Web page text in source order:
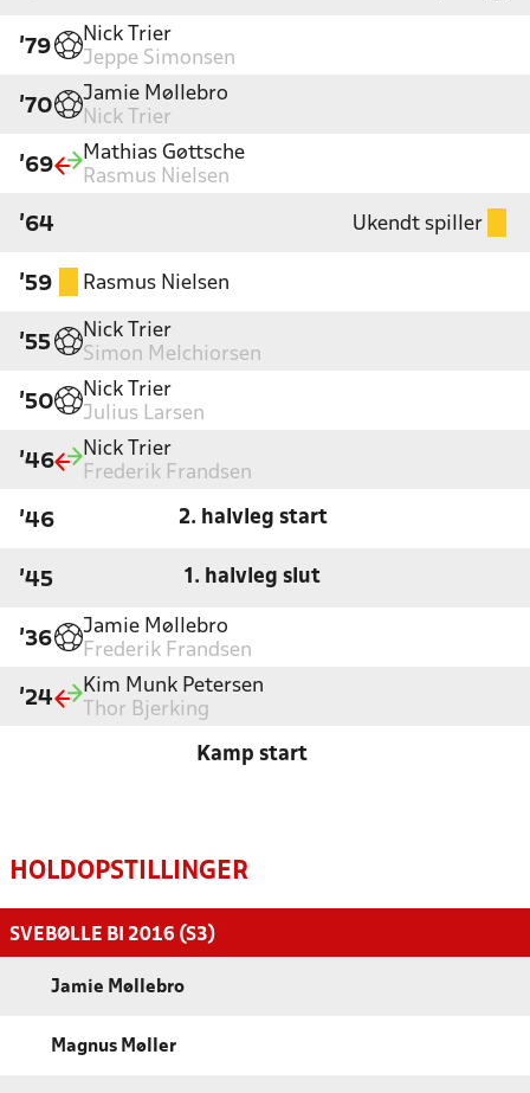
'79
Nick Trier
Jeppe Simonsen
'70
Jamie Møllebro
Nick Trier
'69
Mathias Gøttsche
Rasmus Nielsen
'64 Ukendt spiller
'59 Rasmus Nielsen
'55
Nick Trier
Simon Melchiorsen
'50
Nick Trier
Julius Larsen
'46
Nick Trier
Frederik Frandsen
'46 2. halvleg start
'45 1. halvleg slut
'36
Jamie Møllebro
Frederik Frandsen
'24
Kim Munk Petersen
Thor Bjerking
Kamp start
HOLDOPSTILLINGER
SVEBØLLE BI 2016 (S3)
Jamie Møllebro
Magnus Møller